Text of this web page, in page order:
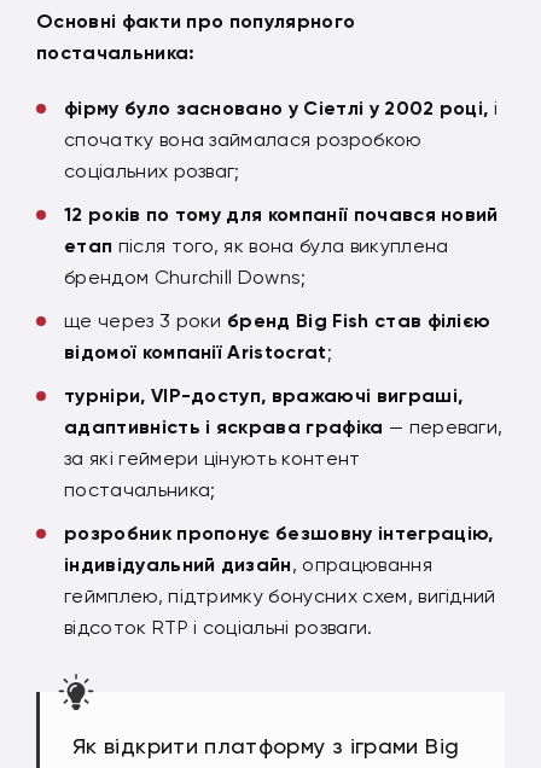
Основні факти про популярного
постачальника:
фірму було засновано у Сіетлі у 2002 році, і
спочатку вона займалася розробкою
соціальних розваг;
12 років по тому для компанії почався новий
етап після того, як вона була викуплена
брендом Churchill Downs;
ще через 3 роки бренд Big Fish став філією
відомої компанії Aristocrat;
турніри, VIP-доступ, вражаючі виграші,
адаптивність і яскрава графіка — переваги,
за які геймери цінують контент
постачальника;
розробник пропонує безшовну інтеграцію,
індивідуальний дизайн, опрацювання
геймплею, підтримку бонусних схем, вигідний
відсоток RTP і соціальні розваги.
Як відкрити платформу з іграми Big